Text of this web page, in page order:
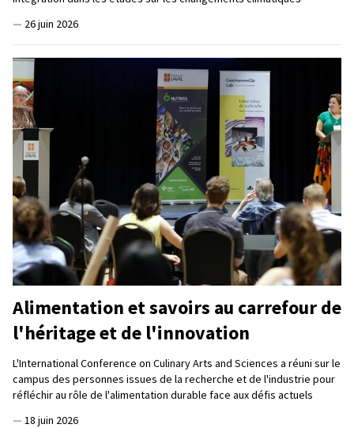
— 26 juin 2026
Alimentation et savoirs au carrefour de
l'héritage et de l'innovation
L'International Conference on Culinary Arts and Sciences a réuni sur le
campus des personnes issues de la recherche et de l'industrie pour
réfléchir au rôle de l'alimentation durable face aux défis actuels
— 18 juin 2026